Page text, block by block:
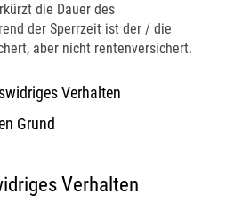
die Dauer des
der Sperrzeit ist der / die
aber nicht rentenversichert.
Verhalten
Grund
Verhalten